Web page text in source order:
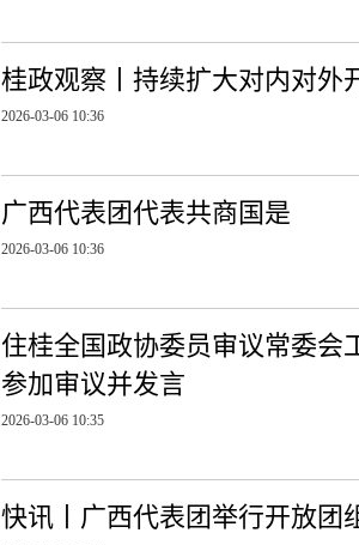
桂政观察丨持续扩大对内对外
2026-03-06 10:36
广西代表团代表共商国是
2026-03-06 10:36
住桂全国政协委员审议常委会
参加审议并发言
2026-03-06 10:35
快讯丨广西代表团举行开放团